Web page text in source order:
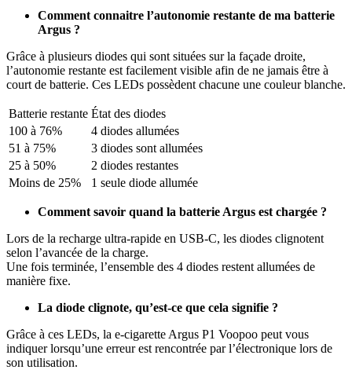
Comment connaitre l’autonomie restante de ma batterie
Argus ?
Grâce à plusieurs diodes qui sont situées sur la façade droite,
l’autonomie restante est facilement visible afin de ne jamais être à
court de batterie. Ces LEDs possèdent chacune une couleur blanche.
Batterie restante État des diodes
100 à 76%
4 diodes allumées
51 à 75%
3 diodes sont allumées
25 à 50%
2 diodes restantes
Moins de 25%
1 seule diode allumée
Comment savoir quand la batterie Argus est chargée ?
Lors de la recharge ultra-rapide en USB-C, les diodes clignotent
selon l’avancée de la charge.
Une fois terminée, l’ensemble des 4 diodes restent allumées de
manière fixe.
La diode clignote, qu’est-ce que cela signifie ?
Grâce à ces LEDs, la e-cigarette Argus P1 Voopoo peut vous
indiquer lorsqu’une erreur est rencontrée par l’électronique lors de
son utilisation.